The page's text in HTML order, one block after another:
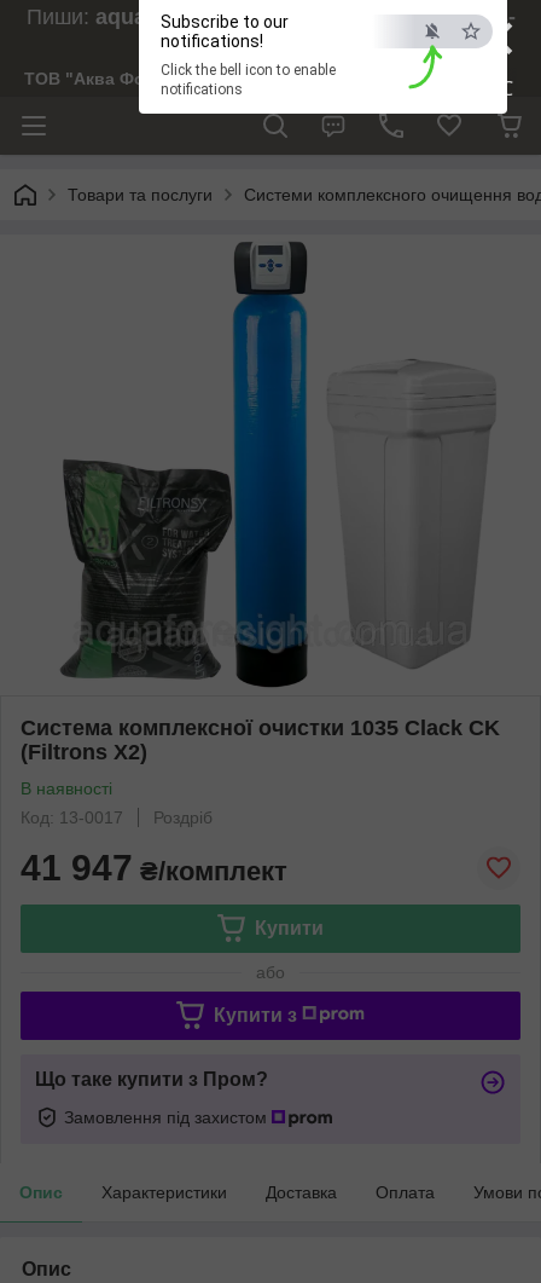
×
ESC
Subscribe to our
notifications!
Click the bell icon to enable
notifications
Пиши: aquaforesight@gmail.com , Дзвони:073-
238-29-97
ТОВ "Аква Форсайт"
Товари та послуги Системи комплексного очищення
Система комплексної очистки 1035 Clack CK
(Filtrons X2)
В наявності
Код: 13-0017
Роздріб
41 947 ₴/комплект
Купити
або
Купити з
Що таке купити з Пром?
Замовлення під захистом
Опис Характеристики Доставка Оплата Умови
Опис